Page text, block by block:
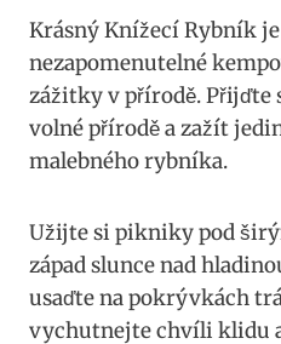
Krásný Knížecí Rybník
nezapomenutelné
zážitky v přírodě.
volné přírodě a zažít
malebného rybníka.
Užijte si pikniky pod
západ slunce nad
usaďte na pokrývkách
vychutnejte chvíli klidu